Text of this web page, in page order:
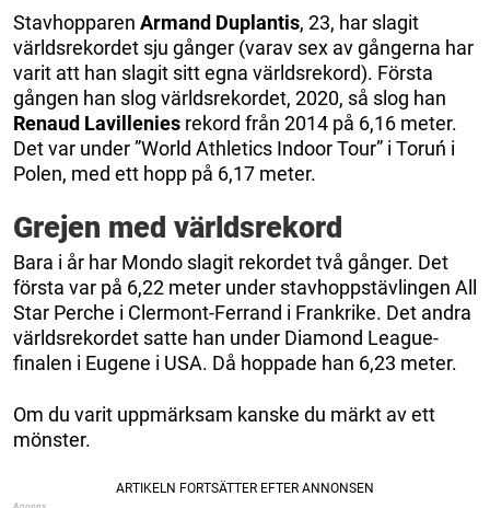
Stavhopparen Armand Duplantis, 23, har slagit
världsrekordet sju gånger (varav sex av gångerna har
varit att han slagit sitt egna världsrekord). Första
gången han slog världsrekordet, 2020, så slog han
Renaud Lavillenies rekord från 2014 på 6,16 meter.
Det var under ”World Athletics Indoor Tour” i Toruń i
Polen, med ett hopp på 6,17 meter.
Grejen med världsrekord
Bara i år har Mondo slagit rekordet två gånger. Det
första var på 6,22 meter under stavhoppstävlingen All
Star Perche i Clermont-Ferrand i Frankrike. Det andra
världsrekordet satte han under Diamond League-
finalen i Eugene i USA. Då hoppade han 6,23 meter.
Om du varit uppmärksam kanske du märkt av ett
mönster.